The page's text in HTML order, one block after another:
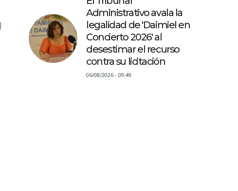
Administrativo avala la
legalidad de 'Daimiel en
Concierto 2026' al
desestimar el recurso
contra su licitación
06/08/2026 - 09:49